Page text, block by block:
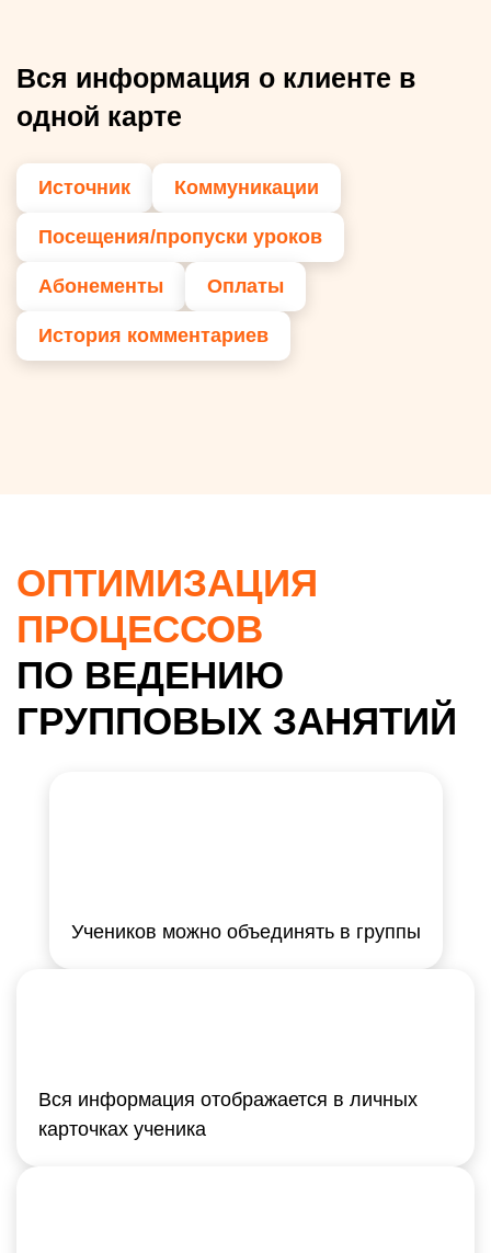
Вся информация о клиенте в
одной карте
Источник Коммуникации
Посещения/пропуски уроков
Абонементы Оплаты
История комментариев
ОПТИМИЗАЦИЯ
ПРОЦЕССОВ
ПО ВЕДЕНИЮ
ГРУППОВЫХ ЗАНЯТИЙ
Учеников можно объединять в группы
Вся информация отображается в личных
карточках ученика